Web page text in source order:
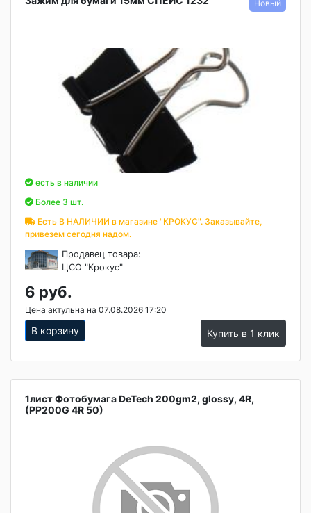
есть в наличии
Более 3 шт.
Есть В НАЛИЧИИ в магазине "КРОКУС". Заказывайте,
привезем сегодня надом.
Продавец товара:
ЦСО "Крокус"
6 руб.
Цена актульна на 07.08.2026 17:20
В корзину Купить в 1 клик
1лист Фотобумага DeTech 200gm2, glossy, 4R,
(PP200G 4R 50)